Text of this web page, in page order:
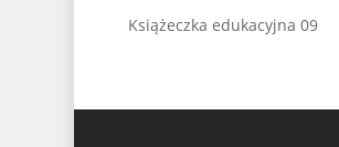
Książeczka edukacyjna 09